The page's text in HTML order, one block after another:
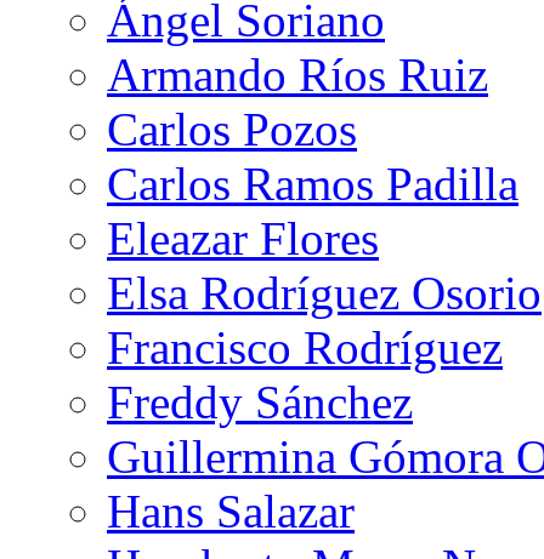
Ángel Soriano
Armando Ríos Ruiz
Carlos Pozos
Carlos Ramos Padilla
Eleazar Flores
Elsa Rodríguez Osorio
Francisco Rodríguez
Freddy Sánchez
Guillermina Gómora
Hans Salazar